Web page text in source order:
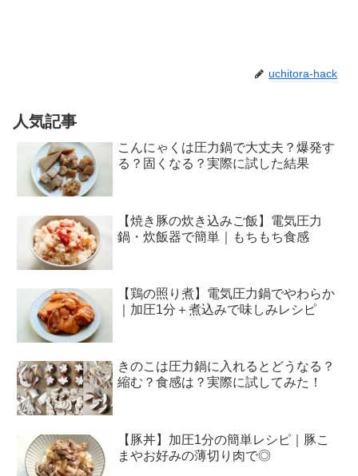
uchitora-hack
人気記事
こんにゃくは圧力鍋で大丈夫？爆発す
る？固くなる？実際に試した結果
【焼き豚の炊き込みご飯】電気圧力
鍋・炊飯器で簡単｜もちもち食感
【鶏の照り煮】電気圧力鍋でやわらか
｜加圧1分＋煮込みで味しみレシピ
きのこは圧力鍋に入れるとどうなる？
縮む？食感は？実際に試してみた！
【豚丼】加圧1分の簡単レシピ｜豚こ
まやお好みの薄切り肉で◎